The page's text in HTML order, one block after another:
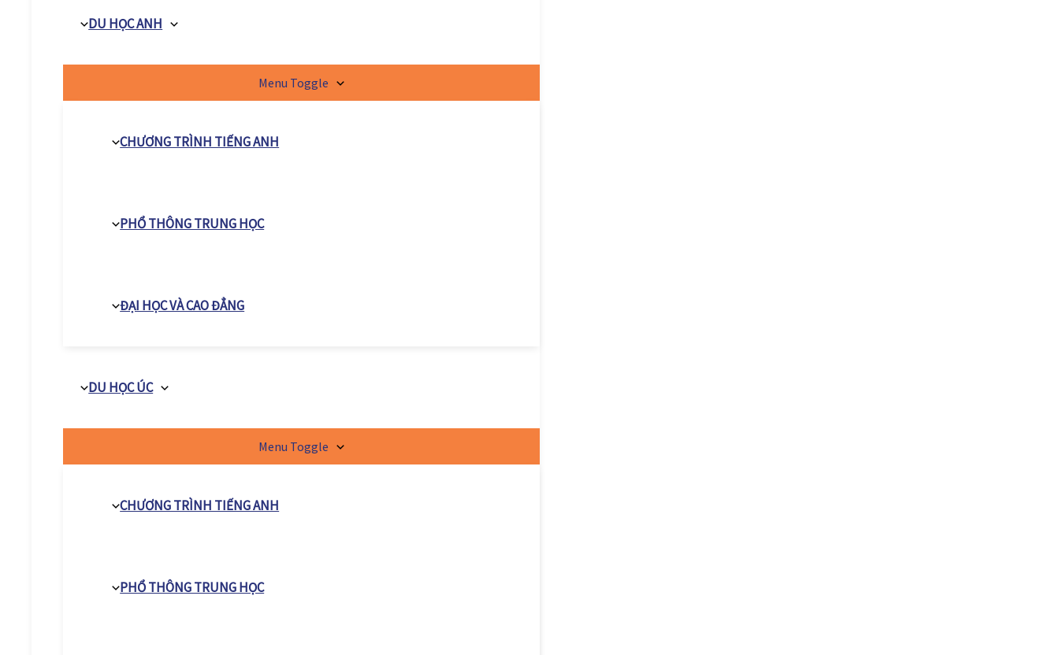
DU HỌC ANH
Menu Toggle
CHƯƠNG TRÌNH TIẾNG ANH
PHỔ THÔNG TRUNG HỌC
ĐẠI HỌC VÀ CAO ĐẲNG
DU HỌC ÚC
Menu Toggle
CHƯƠNG TRÌNH TIẾNG ANH
PHỔ THÔNG TRUNG HỌC